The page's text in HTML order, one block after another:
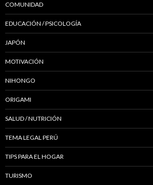
COMUNIDAD
EDUCACIÓN / PSICOLOGÍA
JAPÓN
MOTIVACIÓN
NIHONGO
ORIGAMI
SALUD / NUTRICIÓN
TEMA LEGAL PERÚ
TIPS PARA EL HOGAR
TURISMO